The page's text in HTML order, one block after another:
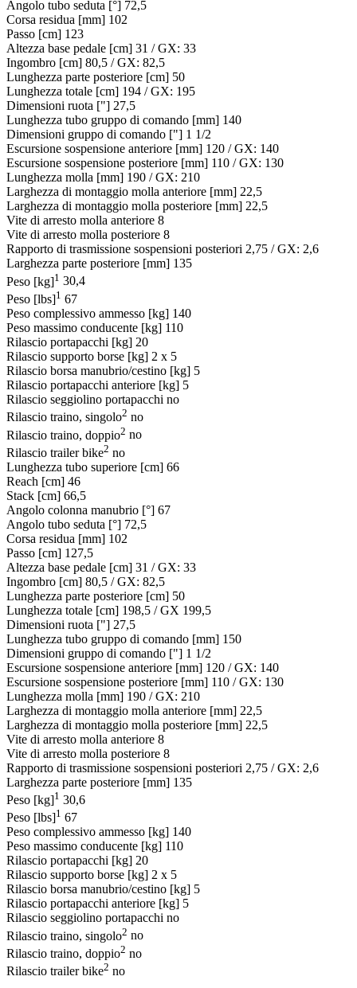
Angolo tubo seduta [°] 72,5
Corsa residua [mm] 102
Passo [cm] 123
Altezza base pedale [cm] 31 / GX: 33
Ingombro [cm] 80,5 / GX: 82,5
Lunghezza parte posteriore [cm] 50
Lunghezza totale [cm] 194 / GX: 195
Dimensioni ruota ["] 27,5
Lunghezza tubo gruppo di comando [mm] 140
Dimensioni gruppo di comando ["] 1 1/2
Escursione sospensione anteriore [mm] 120 / GX: 140
Escursione sospensione posteriore [mm] 110 / GX: 130
Lunghezza molla [mm] 190 / GX: 210
Larghezza di montaggio molla anteriore [mm] 22,5
Larghezza di montaggio molla posteriore [mm] 22,5
Vite di arresto molla anteriore 8
Vite di arresto molla posteriore 8
Rapporto di trasmissione sospensioni posteriori 2,75 / GX: 2,6
Larghezza parte posteriore [mm] 135
Peso [kg]1 30,4
Peso [lbs]1 67
Peso complessivo ammesso [kg] 140
Peso massimo conducente [kg] 110
Rilascio portapacchi [kg] 20
Rilascio supporto borse [kg] 2 x 5
Rilascio borsa manubrio/cestino [kg] 5
Rilascio portapacchi anteriore [kg] 5
Rilascio seggiolino portapacchi no
Rilascio traino, singolo2 no
Rilascio traino, doppio2 no
Rilascio trailer bike2 no
Lunghezza tubo superiore [cm] 66
Reach [cm] 46
Stack [cm] 66,5
Angolo colonna manubrio [°] 67
Angolo tubo seduta [°] 72,5
Corsa residua [mm] 102
Passo [cm] 127,5
Altezza base pedale [cm] 31 / GX: 33
Ingombro [cm] 80,5 / GX: 82,5
Lunghezza parte posteriore [cm] 50
Lunghezza totale [cm] 198,5 / GX 199,5
Dimensioni ruota ["] 27,5
Lunghezza tubo gruppo di comando [mm] 150
Dimensioni gruppo di comando ["] 1 1/2
Escursione sospensione anteriore [mm] 120 / GX: 140
Escursione sospensione posteriore [mm] 110 / GX: 130
Lunghezza molla [mm] 190 / GX: 210
Larghezza di montaggio molla anteriore [mm] 22,5
Larghezza di montaggio molla posteriore [mm] 22,5
Vite di arresto molla anteriore 8
Vite di arresto molla posteriore 8
Rapporto di trasmissione sospensioni posteriori 2,75 / GX: 2,6
Larghezza parte posteriore [mm] 135
Peso [kg]1 30,6
Peso [lbs] 1 67
Peso complessivo ammesso [kg] 140
Peso massimo conducente [kg] 110
Rilascio portapacchi [kg] 20
Rilascio supporto borse [kg] 2 x 5
Rilascio borsa manubrio/cestino [kg] 5
Rilascio portapacchi anteriore [kg] 5
Rilascio seggiolino portapacchi no
Rilascio traino, singolo2 no
Rilascio traino, doppio2 no
Rilascio trailer bike2 no